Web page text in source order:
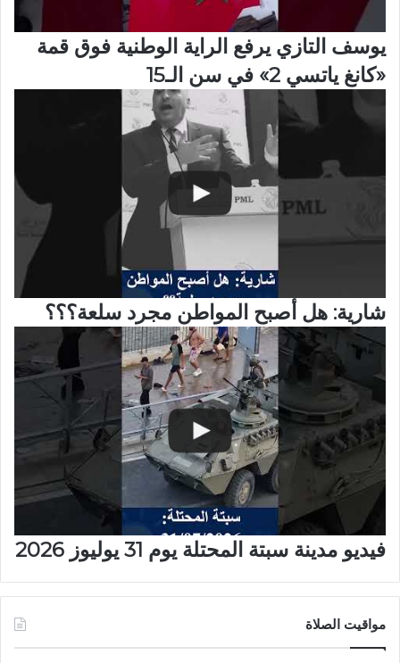
يوسف التازي يرفع الراية الوطنية فوق قمة
«كانغ ياتسي 2» في سن الـ15
شارية: هل أصبح المواطن مجرد سلعة؟؟؟
فيديو مدينة سبتة المحتلة يوم 31 يوليوز 2026
مواقيت الصلاة